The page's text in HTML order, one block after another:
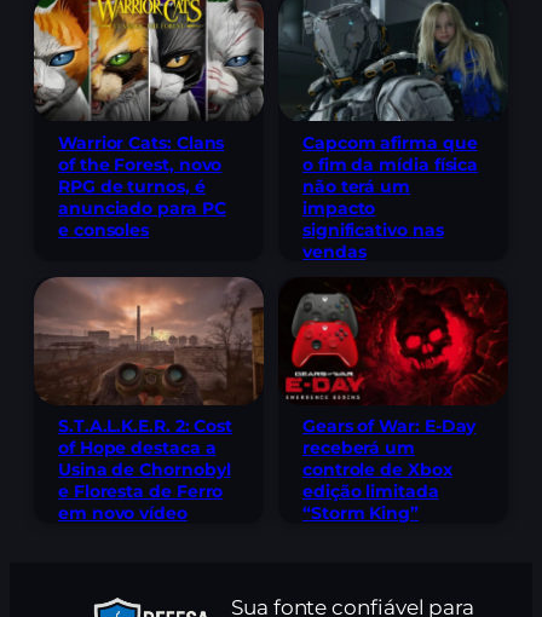
Warrior Cats: Clans
of the Forest, novo
RPG de turnos, é
anunciado para PC
e consoles
Capcom afirma que
o fim da mídia física
não terá um
impacto
significativo nas
vendas
S.T.A.L.K.E.R. 2: Cost
of Hope destaca a
Usina de Chornobyl
e Floresta de Ferro
em novo vídeo
Gears of War: E-Day
receberá um
controle de Xbox
edição limitada
“Storm King”
Sua fonte confiável para